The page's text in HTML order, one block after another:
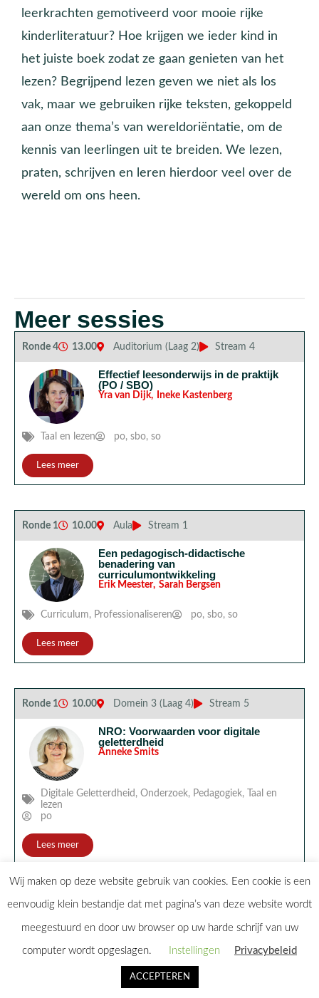
leerkrachten gemotiveerd voor mooie rijke
kinderliteratuur? Hoe krijgen we ieder kind in
het juiste boek zodat ze gaan genieten van het
lezen? Begrijpend lezen geven we niet als los
vak, maar we gebruiken rijke teksten, gekoppeld
aan onze thema’s van wereldoriëntatie, om de
kennis van leerlingen uit te breiden. We lezen,
praten, schrijven en leren hierdoor veel over de
wereld om ons heen.
Meer sessies
Ronde 4 13.00 Auditorium (Laag 2) Stream 4
Effectief leesonderwijs in de praktijk
(PO / SBO)
Yra van Dijk, Ineke Kastenberg
Taal en lezen po, sbo, so
Lees meer
Ronde 1 10.00 Aula Stream 1
Een pedagogisch-didactische
benadering van
curriculumontwikkeling
Erik Meester, Sarah Bergsen
Curriculum, Professionaliseren po, sbo, so
Lees meer
Ronde 1 10.00 Domein 3 (Laag 4) Stream 5
NRO: Voorwaarden voor digitale
geletterdheid
Anneke Smits
Digitale Geletterdheid , Onderzoek, Pedagogiek,
Taal en
lezen
po
Lees meer
Home Alle sessies
Wij maken op deze website gebruik van cookies. Een cookie is een
eenvoudig klein bestandje dat met pagina’s van deze website wordt
meegestuurd en door uw browser op uw harde schrijf van uw
computer wordt opgeslagen. Instellingen Privacybeleid
ACCEPTEREN